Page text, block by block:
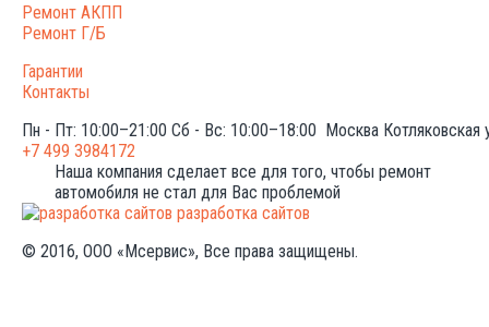
Ремонт АКПП
Ремонт Г/Б
Гарантии
Контакты
Пн - Пт: 10:00–21:00 Сб - Вс: 10:00–18:00 Москва Котляковская
+7 499 3984172
Наша компания сделает все для того, чтобы ремонт
автомобиля не стал для Вас проблемой
разработка сайтов
© 2016, ООО «Мсервис», Все права защищены.